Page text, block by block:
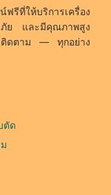
รีที่ให้บริการเครื่อง
ภัย และมีคุณภาพสูง
ติดตาม — ทุกอย่าง
ตัด